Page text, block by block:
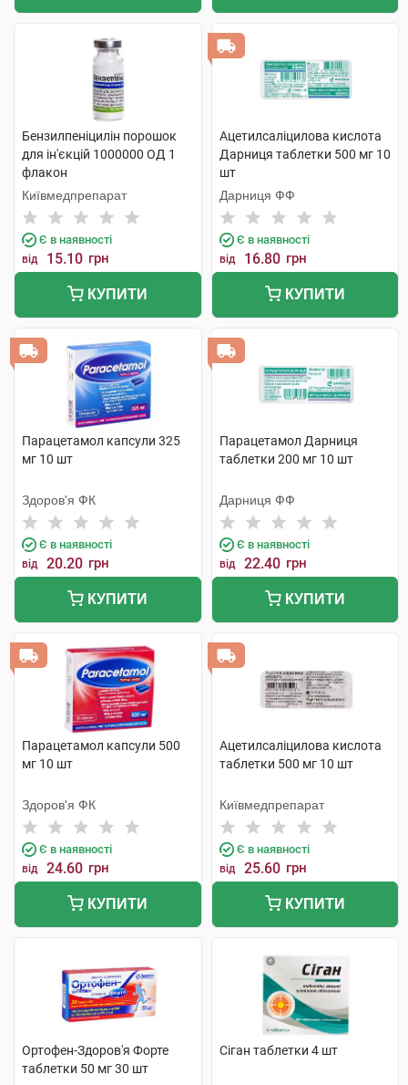
Бензилпеніцилін порошок
для ін'єкцій 1000000 ОД 1
флакон
Київмедпрепарат
Є в наявності
від 15.10 грн
КУПИТИ
Ацетилсаліцилова кислота
Дарниця таблетки 500 мг 10
шт
Дарниця ФФ
Є в наявності
від 16.80 грн
КУПИТИ
Парацетамол капсули 325
мг 10 шт
Здоров'я ФК
Є в наявності
від 20.20 грн
КУПИТИ
Парацетамол Дарниця
таблетки 200 мг 10 шт
Дарниця ФФ
Є в наявності
від 22.40 грн
КУПИТИ
Парацетамол капсули 500
мг 10 шт
Здоров'я ФК
Є в наявності
від 24.60 грн
КУПИТИ
Ацетилсаліцилова кислота
таблетки 500 мг 10 шт
Київмедпрепарат
Є в наявності
від 25.60 грн
КУПИТИ
Ортофен-Здоров'я Форте
таблетки 50 мг 30 шт
Сіган таблетки 4 шт